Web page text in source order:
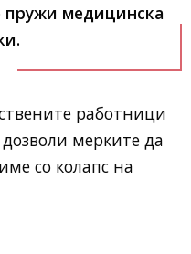
пружи медицинска
работници
мерките да
со колапс на